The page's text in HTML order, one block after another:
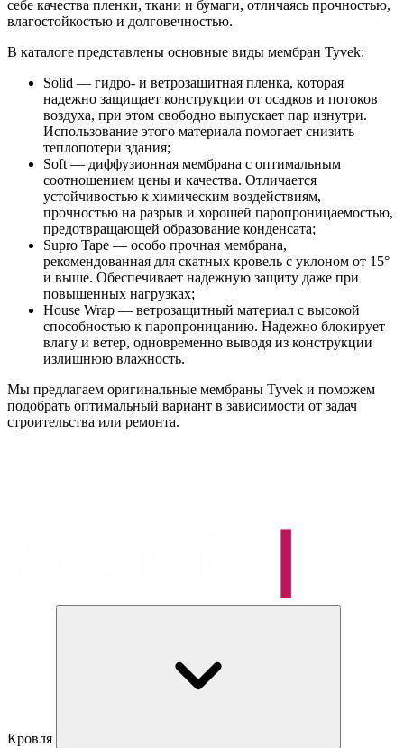
себе качества пленки, ткани и бумаги, отличаясь прочностью,
влагостойкостью и долговечностью.
В каталоге представлены основные виды мембран Tyvek:
Solid — гидро- и ветрозащитная пленка, которая
надежно защищает конструкции от осадков и потоков
воздуха, при этом свободно выпускает пар изнутри.
Использование этого материала помогает снизить
теплопотери здания;
Soft — диффузионная мембрана с оптимальным
соотношением цены и качества. Отличается
устойчивостью к химическим воздействиям,
прочностью на разрыв и хорошей паропроницаемостью,
предотвращающей образование конденсата;
Supro Tape — особо прочная мембрана,
рекомендованная для скатных кровель с уклоном от 15°
и выше. Обеспечивает надежную защиту даже при
повышенных нагрузках;
House Wrap — ветрозащитный материал с высокой
способностью к паропроницанию. Надежно блокирует
влагу и ветер, одновременно выводя из конструкции
излишнюю влажность.
Мы предлагаем оригинальные мембраны Tyvek и поможем
подобрать оптимальный вариант в зависимости от задач
строительства или ремонта.
Кровля